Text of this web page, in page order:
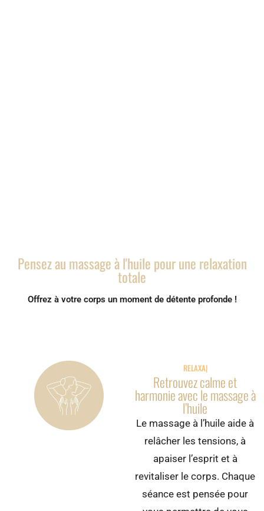
Pensez au massage à l'huile pour une relaxation
totale
Offrez à votre corps un moment de détente profonde !
RELAXATION PA
Retrouvez calme et
harmonie avec le massage à
l’huile
Le massage à l’huile aide à
relâcher les tensions, à
apaiser l’esprit et à
revitaliser le corps. Chaque
séance est pensée pour